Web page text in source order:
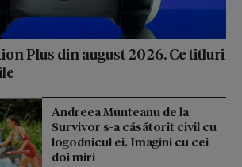
Plus din august 2026. Ce titluri
Andreea Munteanu de la
Survivor s-a căsătorit civil cu
logodnicul ei. Imagini cu cei
doi miri